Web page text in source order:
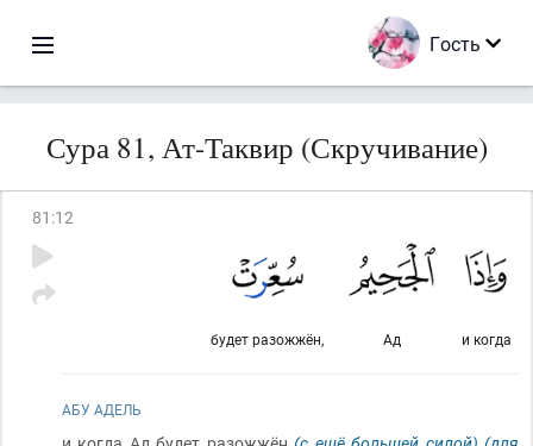
Гость
Сура 81, Ат-Таквир (Скручивание)
81 :12
и когда
Ад
будет разожжён,
АБУ АДЕЛЬ